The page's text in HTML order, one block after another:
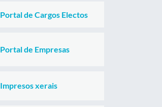
Portal de Cargos Electos
Portal de Empresas
Impresos xerais